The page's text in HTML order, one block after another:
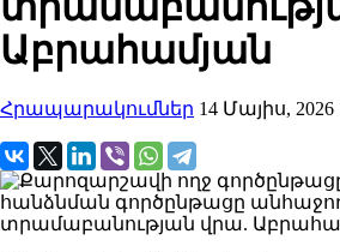
Աբրահամյան
Հրապարակումներ 14 Մայիս, 2026